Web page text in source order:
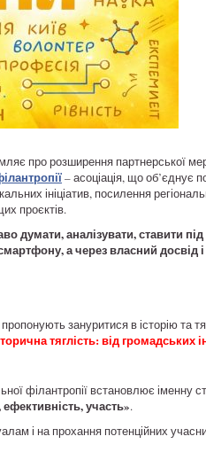
про розширення партнерської
– асоціація, що об’єднує
ініціатив, посилення
проєктів.
аналізувати, ставити
а через власний
зануритися в історію та
тяглість: від громадських
філантропії встановлює іменну
участь».
і на прохання потенційних